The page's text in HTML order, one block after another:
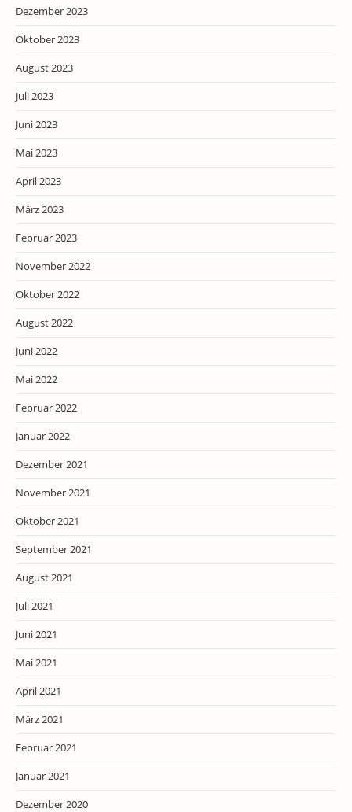
Dezember 2023
Oktober 2023
August 2023
Juli 2023
Juni 2023
Mai 2023
April 2023
März 2023
Februar 2023
November 2022
Oktober 2022
August 2022
Juni 2022
Mai 2022
Februar 2022
Januar 2022
Dezember 2021
November 2021
Oktober 2021
September 2021
August 2021
Juli 2021
Juni 2021
Mai 2021
April 2021
März 2021
Februar 2021
Januar 2021
Dezember 2020